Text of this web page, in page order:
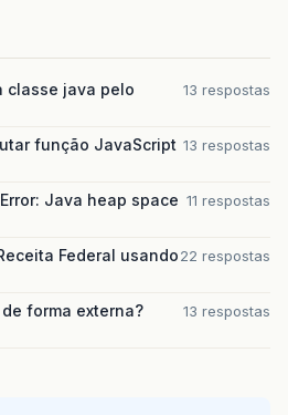
classe java pelo
13 respostas
função JavaScript 13 respostas
Java heap space 11 respostas
Federal usando22 respostas
forma externa?
13 respostas